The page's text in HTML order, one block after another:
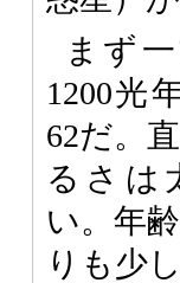
まず
1200光
62だ。
るさは
い。年
りも少